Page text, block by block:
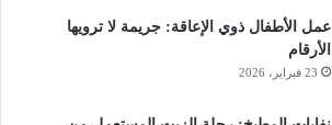
عمل الأطفال ذوي الإعاقة: جريمة لا ترويها
الأرقام
23 فبراير، 2026